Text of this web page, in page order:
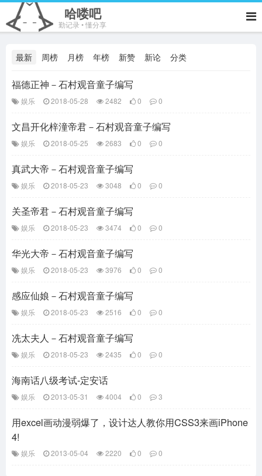
哈喽吧
勤记录 • 懂分享
最新 周榜 月榜 年榜 新赞 新论 分类
福德正神－石村观音童子编写
娱乐 2018-05-28 2482 0 0
文昌开化梓潼帝君－石村观音童子编写
娱乐 2018-05-25 2683 0 0
真武大帝－石村观音童子编写
娱乐 2018-05-23 3048 0 0
关圣帝君－石村观音童子编写
娱乐 2018-05-23 3474 0 0
华光大帝－石村观音童子编写
娱乐 2018-05-23 3976 0 0
感应仙娘－石村观音童子编写
娱乐 2018-05-23 2516 0 0
冼太夫人－石村观音童子编写
娱乐 2018-05-23 2435 0 0
海南话八级考试-定安话
娱乐 2013-05-31 4004 0 3
用excel画动漫弱爆了，设计达人教你用CSS3来画iPhone
4!
娱乐 2013-05-04 2220 0 0